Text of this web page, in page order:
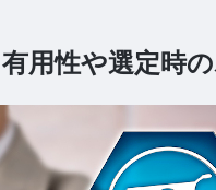
用性や選定時